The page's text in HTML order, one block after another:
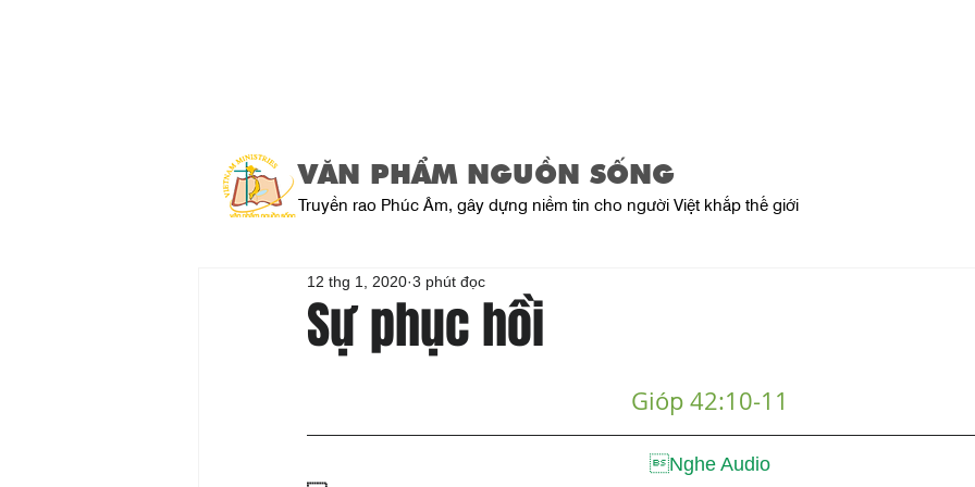
VĂN PHẨM NGUỒN SỐNG
Truyền rao Phúc Âm, gây dựng niềm tin cho người Việt khắp thế giới
Sự phục hồi
12 thg 1, 2020 3 phút đọc
Gióp 42:10-11
Nghe Audio